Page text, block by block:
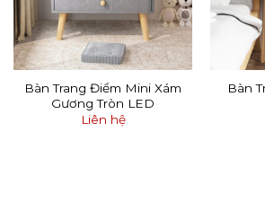
Bàn Trang Điểm Mini Xám
Gương Tròn LED
Liên hệ
Bàn